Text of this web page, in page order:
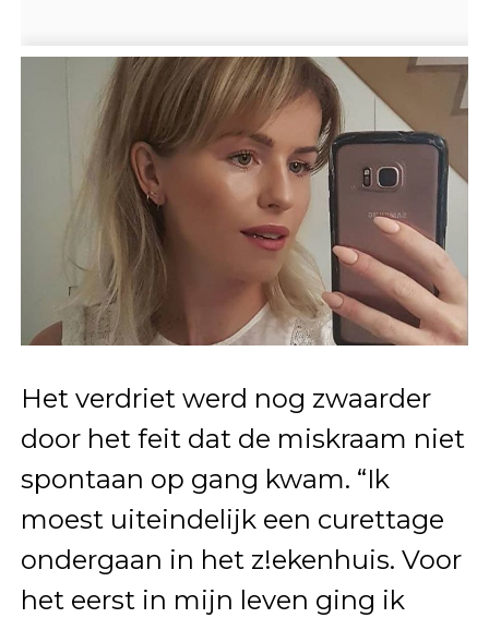
Het verdriet werd nog zwaarder
door het feit dat de miskraam niet
spontaan op gang kwam. “Ik
moest uiteindelijk een curettage
ondergaan in het z!ekenhuis. Voor
het eerst in mijn leven ging ik